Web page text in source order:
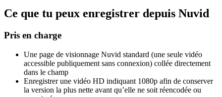
Ce que tu peux enregistrer depuis Nuvid
Pris en charge
Une page de visionnage Nuvid standard (une seule vidéo
accessible publiquement sans connexion) collée directement
dans le champ
Enregistrer une vidéo HD indiquant 1080p afin de conserver
la version la plus nette avant qu’elle ne soit réencodée ou